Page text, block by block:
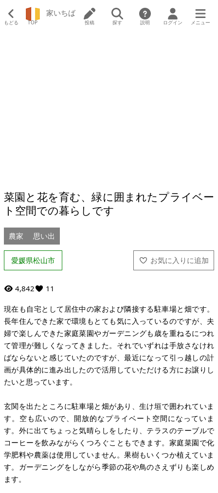
もどる TOP
家いちば
投稿 探す 説明 ログイン メニュー
菜園と花を育む、緑に囲まれたプライベー
ト空間での暮らしです
農家 思い出
愛媛県松山市
4,842 11
現在も自宅として居住中の家および隣接する駐車場と畑です。
長年住んできた家で環境もとても気に入っているのですが、夫
婦で楽しんできた家庭菜園やガーデニングも歳を重ねるにつれ
て管理が難しくなってきました。それでいずれは手放さなけれ
ばならないと感じていたのですが、最近になって引っ越しの計
画が具体的に進み出したので活用していただける方にお譲りし
たいと思っています。
玄関を出たところに駐車場と畑があり、生け垣で囲われていま
す。空も広いので、開放的なプライベート空間になっていま
す。外に出てちょっと気晴らしをしたり、テラスのテーブルで
コーヒーを飲みながらくつろぐこともできます。家庭菜園で化
学肥料や農薬は使用していません。果樹もいくつか植えていま
す。ガーデニングをしながら季節の花や鳥のさえずりも楽しめ
ます。